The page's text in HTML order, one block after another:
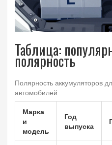
Таблица:
полярность
Полярность аккумуляторов
автомобилей
Марка
и
модель
Год
выпуска